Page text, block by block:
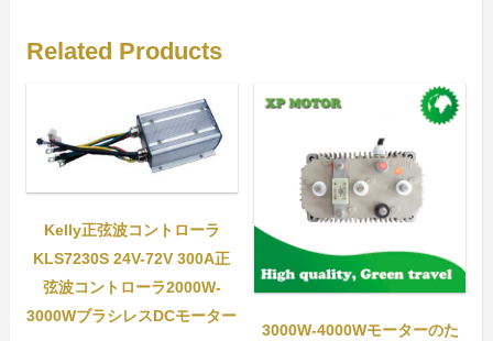
Related Products
Kelly正弦波コントローラ
KLS7230S 24V-72V 300A正
弦波コントローラ2000W-
3000WブラシレスDCモーター
3000W-4000Wモーターのた